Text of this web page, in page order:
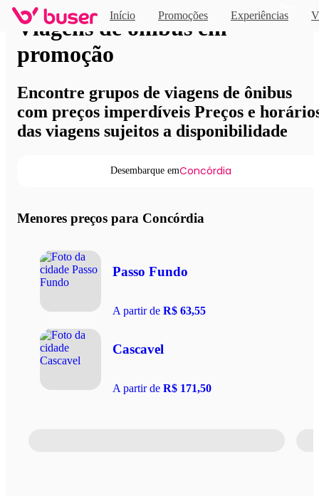
Início Promoções Experiências
Viagens de ônibus em
promoção
Encontre grupos de viagens de ônibus
com preços imperdíveis Preços e
das viagens sujeitos a disponibilidade
Desembarque emConcórdia
Menores preços para Concórdia
Passo Fundo
A partir de R$ 63,55
Cascavel
A partir de R$ 171,50